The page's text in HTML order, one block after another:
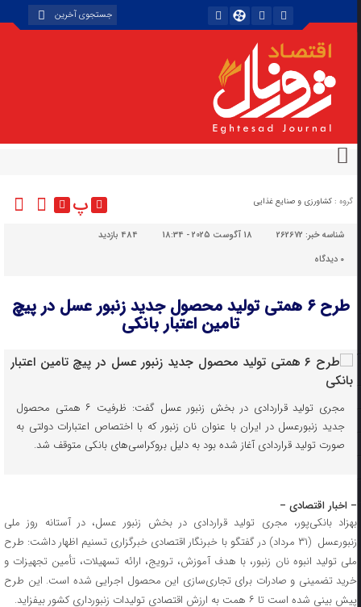
گروه : کشاورزی و صنایع غذایی پ
شناسه خبر:262672 18 آگوست 2025 - 18:34
484 بازدید
دیدگاه
طرح ۶ همتی تولید محصول جدید زنبور عسل در پیچ
تامین اعتبار بانکی
مجری تولید قراردادی در بخش زنبور عسل گفت: ظرفیت ۶ همتی محصول
جدید زنبورعسل در ایران با عنوان نان زنبور که با اختصاص اعتبارات دولتی به
صورت تولید قراردادی آغاز شده بود به دلیل بروکراسی‌های بانکی متوقف شد.
– اخبار اقتصادی –
بهزاد بانکی‌پور، مجری تولید قراردادی در بخش زنبور عسل، در آستانه روز ملی
زنبورعسل (۳۱ مرداد) در گفتگو با خبرنگار اقتصادی خبرگزاری تسنیم اظهار داشت: طرح
ملی تولید انبوه نان زنبور، با هدف آموزش، ترویج، ارائه تسهیلات، تأمین تجهیزات و
خرید تضمینی و صادرات برای تجاری‌سازی این محصول اجرایی شده است. این طرح
پیش بینی شده است تا ۶ همت به ارزش اقتصادی تولیدات زنبورداری کشور بیفزاید.